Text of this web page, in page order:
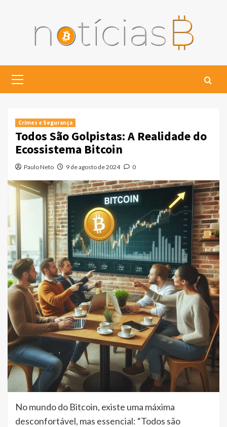
Menu
Crimes e Segurança
Todos São Golpistas: A Realidade do
Ecossistema Bitcoin
Paulo Neto 9 de agosto de 2024 0
No mundo do Bitcoin, existe uma máxima
desconfortável, mas essencial: “Todos são